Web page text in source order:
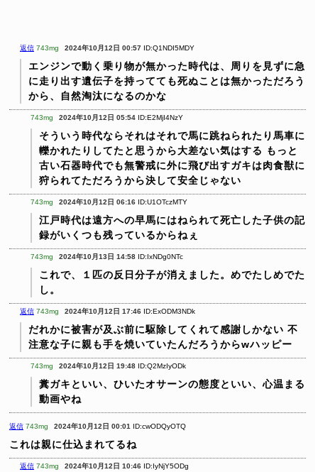
返信 743mg 2024年10月12日 00:57 ID:Q1NDI5MDY
エンジンで動く乗り物が無かった時代は、周りを見ずに急
に走り出す遺伝子を持ってても死ぬことは無かっただろう
から、自然淘汰になるのかな
743mg 2024年10月12日 05:54 ID:E2MjI4NzY
そういう時代ならそれはそれで馬に跳ねられたり馬車に
轢かれたりしてたと思うから大差ない気はする もっと
古い石器時代でも無警戒に外に飛び出すガキは肉食獣に
狩られてただろうから決して安全じゃない
743mg 2024年10月12日 06:16 ID:U1OTczMTY
江戸時代は遠方への早馬にはねられて死亡した子供の記
録がいくつも残っているからねぇ
743mg 2024年10月13日 14:58 ID:IxNDg0NTc
これで、１匹の反日分子が消えました。めでたしめでた
し。
返信 743mg 2024年10月12日 17:46 ID:ExODM3NDk
だれかに被害が及ぶ前に駆除してくれて感謝しかない 不
注意な子に親も手を焼いていたんだろうからwハッピー
743mg 2024年10月12日 19:48 ID:Q2MzIyODk
糞ガキといい、ひいたオサーンの態度といい、心温まる
動画やね
返信 743mg 2024年10月12日 00:01 ID:cwODQyOTQ
これは親に仕込まれてるね
返信 743mg 2024年10月12日 10:46 ID:IyNjY5ODg